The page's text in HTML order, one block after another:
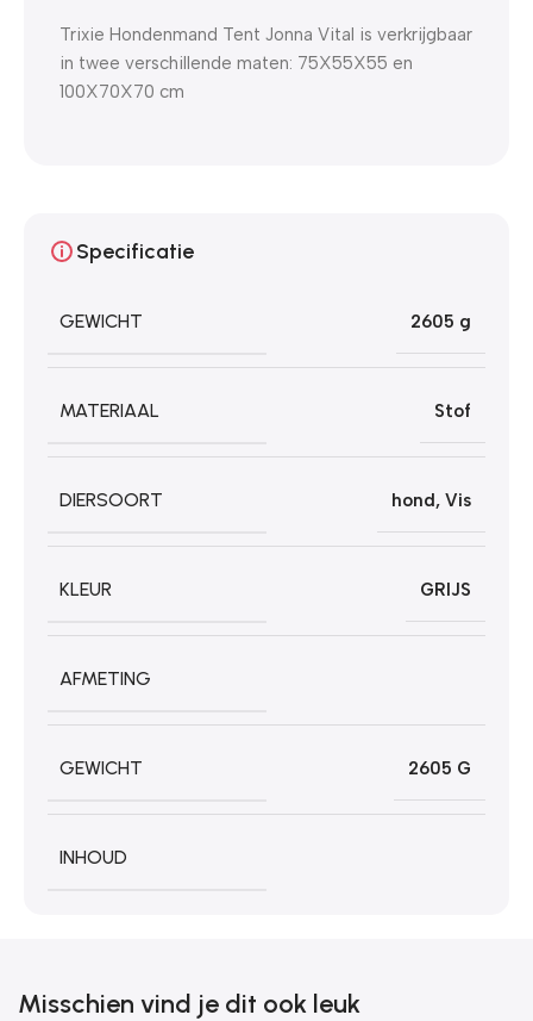
Trixie Hondenmand Tent Jonna Vital is verkrijgbaar
in twee verschillende maten: 75X55X55 en
100X70X70 cm
Specificatie
GEWICHT 2605 g
MATERIAAL Stof
DIERSOORT hond, Vis
KLEUR GRIJS
AFMETING
GEWICHT 2605 G
INHOUD
Misschien vind je dit ook leuk